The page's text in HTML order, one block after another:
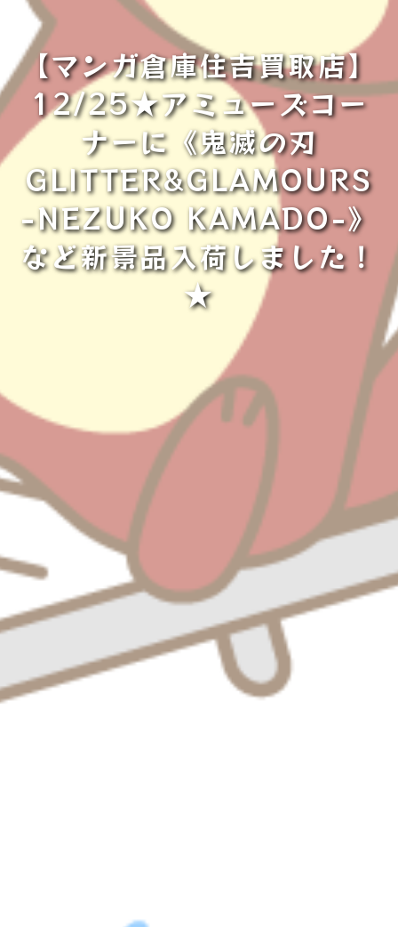
【マンガ倉庫住吉買取店】
12/25★アミューズコー
ナーに《鬼滅の刃
GLITTER&GLAMOURS
-NEZUKO KAMADO-》
など新景品入荷しました！
★